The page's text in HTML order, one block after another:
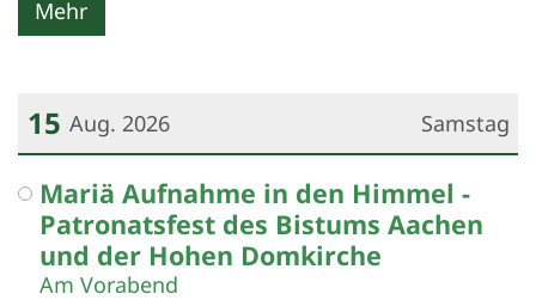
Mehr
Samstag
15 Aug. 2026
Datum: 15. August 2026
Mariä Aufnahme in den Himmel -
Patronatsfest des Bistums Aachen
und der Hohen Domkirche
Am Vorabend